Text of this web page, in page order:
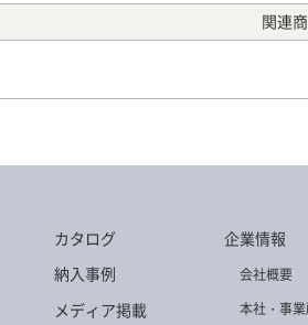
Z-208PROB Z-10RFB
関連
カタログ
納入事例
メディア掲載
企業情報
会社概要
本社・事